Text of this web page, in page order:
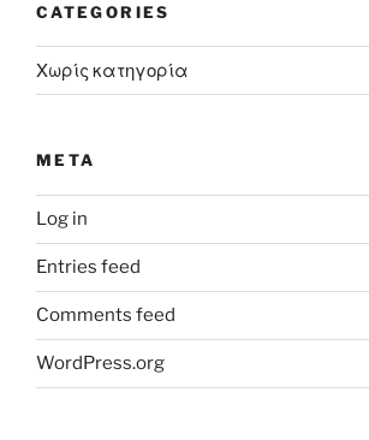
CATEGORIES
Χωρίς κατηγορία
META
Log in
Entries feed
Comments feed
WordPress.org